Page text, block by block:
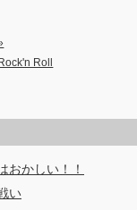
Roll
おかしい！！
い